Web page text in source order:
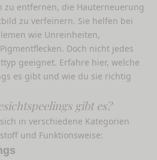
zu entfernen, die Hauterneuerung
zu verfeinern. Sie helfen bei
wie Unreinheiten,
Doch nicht jedes
geeignet. Erfahre hier, welche
es gibt und wie du sie richtig
gibt es?
in verschiedene Kategorien
und Funktionsweise: